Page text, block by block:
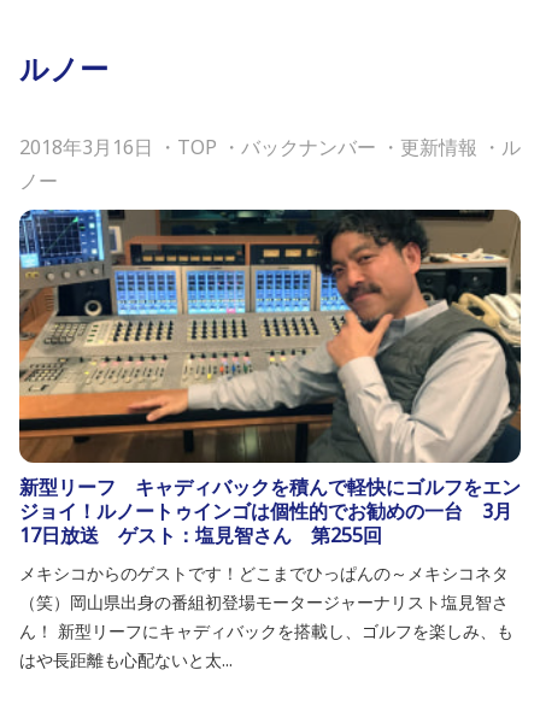
ルノー
2018年3月16日 ・ TOP ・ バックナンバー ・ 更新情報 ・ ル
ノー
新型リーフ キャディバックを積んで軽快にゴルフをエン
ジョイ！ルノートゥインゴは個性的でお勧めの一台 3月
17日放送 ゲスト：塩見智さん 第255回
メキシコからのゲストです！どこまでひっぱんの～メキシコネタ
（笑）岡山県出身の番組初登場モータージャーナリスト塩見智さ
ん！ 新型リーフにキャディバックを搭載し、ゴルフを楽しみ、も
はや長距離も心配ないと太...